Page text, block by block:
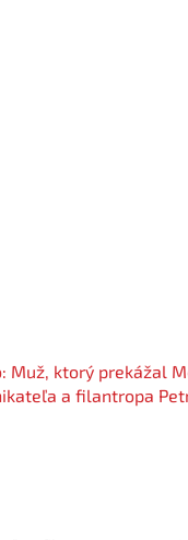
Muž, ktorý prekážal
a filantropa